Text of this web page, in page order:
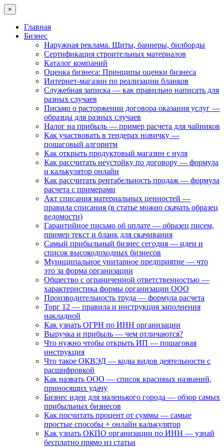
×
Главная
Бизнес
Наружная реклама. Щиты, баннеры, билборды
Сертификация строительных материалов
Каталог компаний
Оценка бизнеса: Принципы оценки бизнеса
Интернет-магазин по реализации бланков
Служебная записка — как правильно написать для
разных случаев
Письмо о расторжении договора оказания услуг —
образцы для разных случаев
Налог на прибыль — пример расчета для чайников
Как участвовать в тендерах новичку —
пошаговый алгоритм
Как открыть продуктовый магазин с нуля
Как рассчитать неустойку по договору — формула
и калькулятор онлайн
Как рассчитать рентабельность продаж — формула
расчета с примерами
Акт списания материальных ценностей —
правила списания (в статье можно скачать образец
ведомости)
Гарантийное письмо об оплате — образец писем,
пример текст и бланк для скачивания
Самый прибыльный бизнес сегодня — идеи и
список высокодоходных бизнесов
Муниципальное унитарное предприятие — что
это за форма организации
Общество с ограниченной ответственностью —
характеристика формы организации ООО
Производительность труда — формула расчета
Торг 12 — правила и инструкция заполнения
накладной
Как узнать ОГРН по ИНН организации
Выручка и прибыль — чем отличаются?
Что нужно чтобы открыть ИП — пошаговая
инструкция
Что такое ОКВЭД — коды видов деятельности с
расшифровкой
Как назвать ООО — список красивых названий,
приносящих удачу
Бизнес идеи для маленького города — обзор самых
прибыльных бизнесов
Как посчитать процент от суммы — самые
простые способы + онлайн калькулятор
Как узнать ОКПО организации по ИНН — узнай
бесплатно прямо из статьи